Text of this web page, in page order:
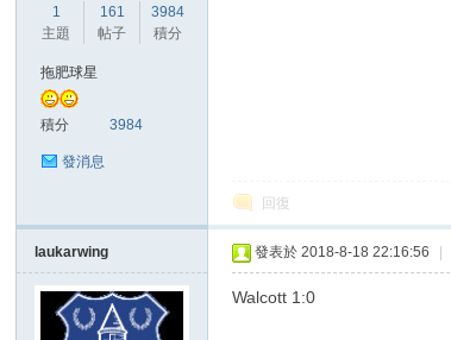
1
主題
161
帖子
3984
積分
拖肥球星
積分 3984
發消息
回復
laukarwing 發表於 2018-8-18 22:16:56
Walcott 1:0